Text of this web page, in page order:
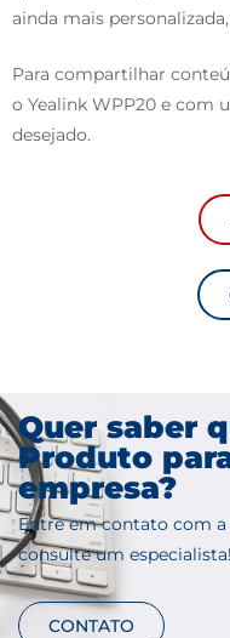
ainda mais
Para compartilhar
o Yealink WPP20 e com
desejado.
Quer saber
Produto
empresa?
Entre em contato com
consulte um especialista!
CONTATO